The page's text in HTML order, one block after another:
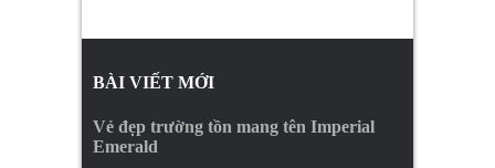
BÀI VIẾT MỚI
Vẻ đẹp trường tồn mang tên Imperial
Emerald